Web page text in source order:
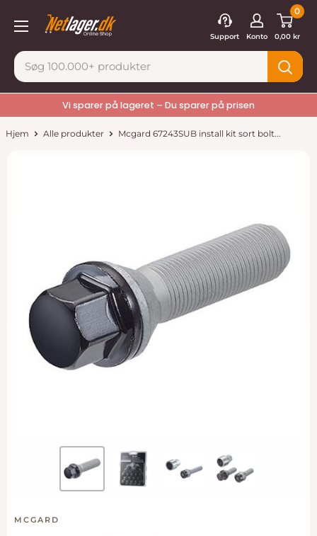
Netlager
Support Konto
0
0,00 kr
Vi sparer på lageret – Du sparer på prisen
Hjem Alle produkter Mcgard 67243SUB install kit sort bolt...
MCGARD